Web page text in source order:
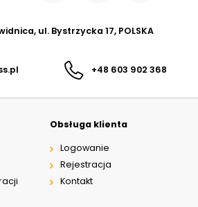
ul. Bystrzycka 17, POLSKA
+48 603 902 368
Obsługa klienta
Logowanie
Rejestracja
Kontakt